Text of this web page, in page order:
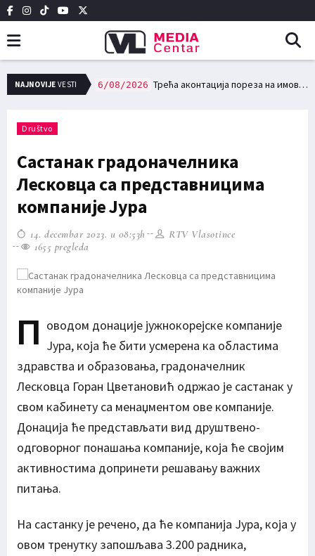
NAJNOVIJE VESTI
ДРУШТВО У ВЛАСОТИНЦУ 6/08/2026 Трећа аконтација пореза на имовину доспева за плаћање 15. августа
Društvo
Састанак градоначелника
Лесковца са представницима
компаније Јура
14. decembar 2023. u 08:53h
RTV Vlasotince
1655 pregleda
П оводом донације јужнокорејске компаније
Јура, која ће бити усмерена ка областима
здравства и образовања, градоначелник
Лесковца Горан Цветановић одржао је састанак у
свом кабинету са менаџментом ове компаније.
Донација ће представљати вид друштвено-
одговорног понашања компаније, која ће својим
активностима допринети решавању важних
питања.
На састанку је речено, да ће компанија Јура, која у
овом тренутку запошљава 3.200 радника,